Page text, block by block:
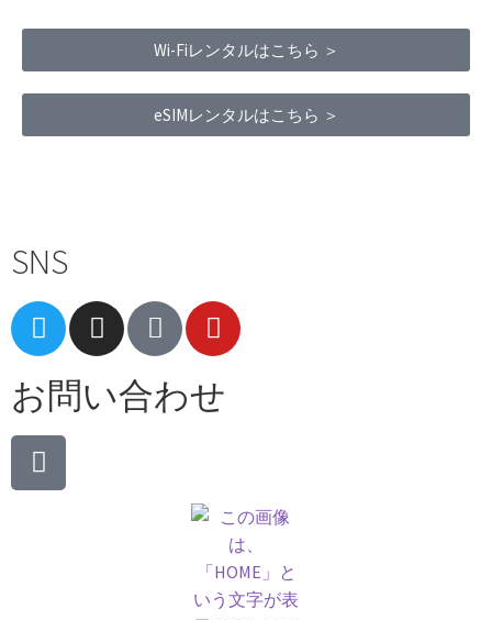
Wi-Fiレンタルはこちら ＞
eSIMレンタルはこちら ＞
SNS
お問い合わせ